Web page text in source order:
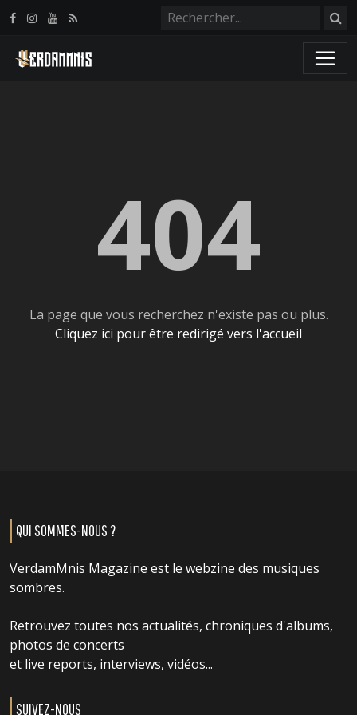
404
La page que vous recherchez n'existe pas ou plus.
Cliquez ici pour être redirigé vers l'accueil
QUI SOMMES-NOUS ?
VerdamMnis Magazine est le webzine des musiques
sombres.
Retrouvez toutes nos actualités, chroniques d'albums,
photos de concerts
et live reports, interviews, vidéos...
SUIVEZ-NOUS
Panneau de gestion des cookies